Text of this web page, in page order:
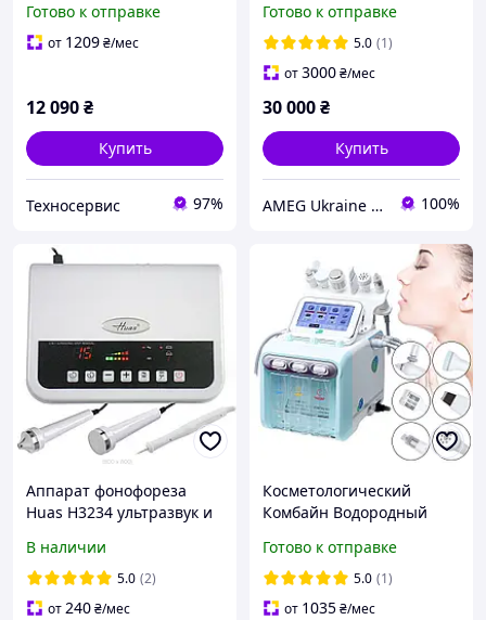
комбайн водородного
пилинга Tekhnoservice
Готово к отправке
от 1209₴/мес
12 090₴
Купить
Техносервис 97%
VACUUM pro mini AMEG
эндосфера
Готово к отправке
5.0 (1)
от3000₴/мес
30 000₴
Купить
AMEG Ukraine АМЕГ УКРАИНА 100%
Аппарат фонофореза
Huas H3234 ультразвук и
В наличии
5.0 (2)
от240₴/мес
Косметологический
Комбайн Водородный
80Вт
Готово к отправке
5.0 (1)
от 1035₴/мес